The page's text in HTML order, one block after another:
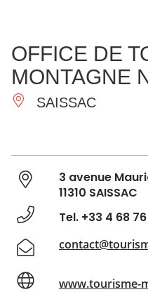
IMPRESCINDIBLES
OFFICE DE
MONTAGNE
SAISSAC
3 avenue
11310 SAISSAC
Tel. +33 4 68
www.tourisme-